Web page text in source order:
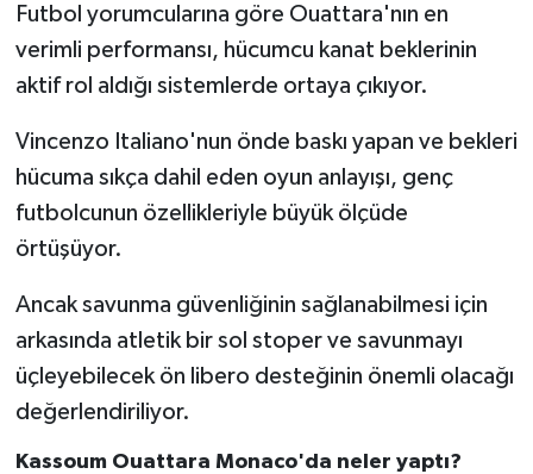
Futbol yorumcularına göre Ouattara'nın en
verimli performansı, hücumcu kanat beklerinin
aktif rol aldığı sistemlerde ortaya çıkıyor.
Vincenzo Italiano'nun önde baskı yapan ve bekleri
hücuma sıkça dahil eden oyun anlayışı, genç
futbolcunun özellikleriyle büyük ölçüde
örtüşüyor.
Ancak savunma güvenliğinin sağlanabilmesi için
arkasında atletik bir sol stoper ve savunmayı
üçleyebilecek ön libero desteğinin önemli olacağı
değerlendiriliyor.
Kassoum Ouattara Monaco'da neler yaptı?